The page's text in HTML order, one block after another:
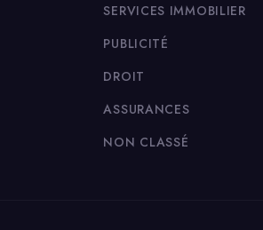
SERVICES IMMOBILIER
PUBLICITÉ
DROIT
ASSURANCES
NON CLASSÉ